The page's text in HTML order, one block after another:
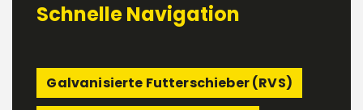
Schnelle Navigation
Galvanisierte Futterschieber (RVS)